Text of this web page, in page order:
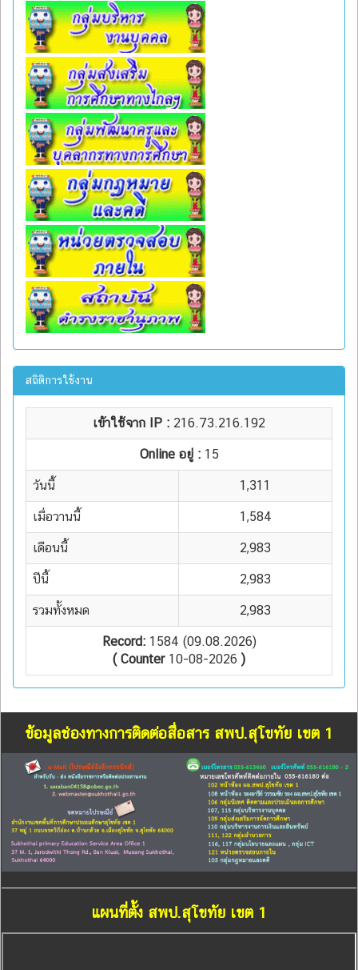
สถิติการใช้งาน
เข้าใช้จาก IP : 216.73.216.192
Online อยู่ : 15
วันนี้ 1,311
เมื่อวานนี้ 1,584
เดือนนี้ 2,983
ปีนี้ 2,983
รวมทั้งหมด 2,983
Record:1584 (09.08.2026)
( Counter10-08-2026 )
ข้อมูลช่องทางการติดต่อสื่อสาร สพป.สุโขทัย เขต 1
แผนที่ตั้ง สพป.สุโขทัย เขต 1